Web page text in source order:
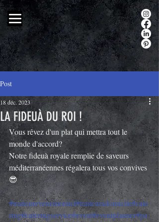
Post
LA FIDEUÀ DU ROI !
18 déc. 2023
Vous rêvez d'un plat qui mettra tout le
monde d'accord?
Notre fideuà royale remplie de saveurs
méditerranéennes régalera tous vos convives
😎
#traiteurevenementiel#traiteuradomicile#cate
ring#cateringservice#event#eventplanner#pa